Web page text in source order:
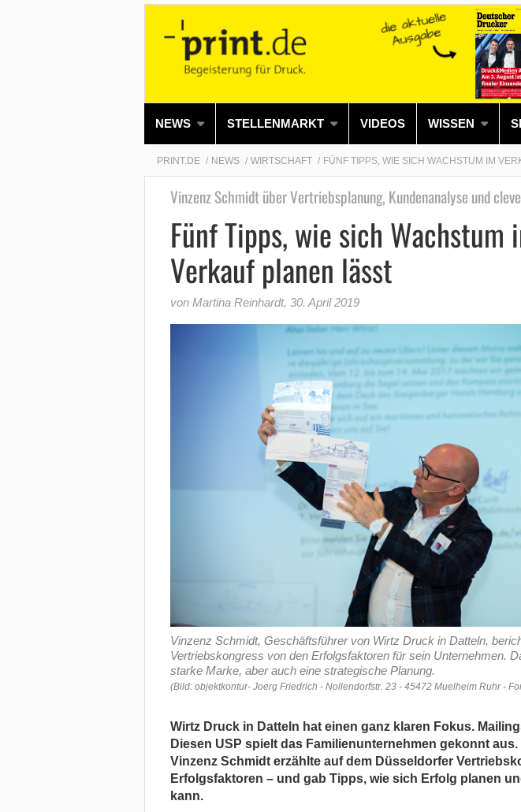
NEWS STELLENMARKT VIDEOS WISSEN
PRINT.DE NEWS WIRTSCHAFT FÜNF TIPPS, WIE SICH WACHSTUM IM
Vinzenz Schmidt über Vertriebsplanung, Kundenanalyse und
Fünf Tipps, wie sich Wachstum
Verkauf planen lässt
von Martina Reinhardt, 30. April 2019
Vinzenz Schmidt, Geschäftsführer von Wirtz Druck in Datteln,
Vertriebskongress von den Erfolgsfaktoren für sein Unternehmen.
starke Marke, aber auch eine strategische Planung.
(Bild: objektkontur- Joerg Friedrich - Nollendorfstr. 23 - 45472 Muelheim Ruhr -
Wirtz Druck in Datteln hat einen ganz klaren Fokus.
Diesen USP spielt das Familienunternehmen gekonnt
Vinzenz Schmidt erzählte auf dem Düsseldorfer
Erfolgsfaktoren – und gab Tipps, wie sich Erfolg planen
kann.